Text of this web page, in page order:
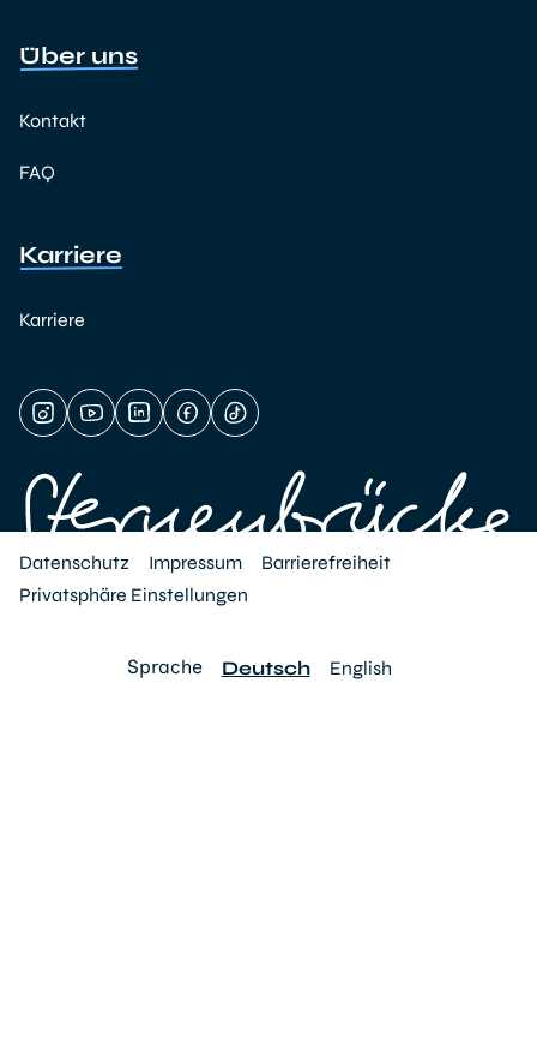
Über uns
Kontakt
FAQ
Karriere
Karriere
Datenschutz Impressum
Barrierefreiheit
Privatsphäre Einstellungen
Sprache Deutsch English